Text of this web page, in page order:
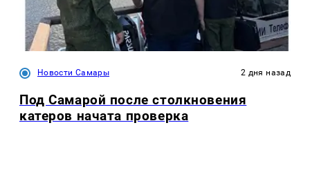
Новости Самары 2 дня назад
Под Самарой после столкновения
катеров начата проверка